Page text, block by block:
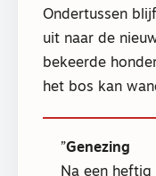
Ondertussen
uit naar de
bekeerde
het bos kan
Genezing
Na een